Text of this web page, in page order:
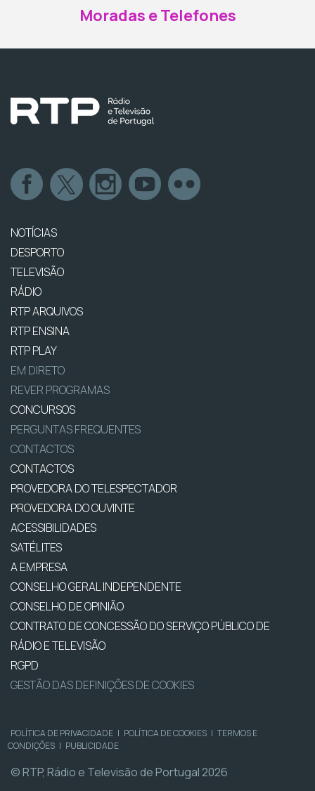
Moradas e Telefones
NOTÍCIAS
DESPORTO
TELEVISÃO
RÁDIO
RTP ARQUIVOS
RTP ENSINA
RTP PLAY
EM DIRETO
REVER PROGRAMAS
CONCURSOS
PERGUNTAS FREQUENTES
CONTACTOS
CONTACTOS
PROVEDORA DO TELESPECTADOR
PROVEDORA DO OUVINTE
ACESSIBILIDADES
SATÉLITES
A EMPRESA
CONSELHO GERAL INDEPENDENTE
CONSELHO DE OPINIÃO
CONTRATO DE CONCESSÃO DO SERVIÇO PÚBLICO DE
RÁDIO E TELEVISÃO
RGPD
GESTÃO DAS DEFINIÇÕES DE COOKIES
POLÍTICA DE PRIVACIDADE | POLÍTICA DE COOKIES | TERMOS E
CONDIÇÕES | PUBLICIDADE
© RTP, Rádio e Televisão de Portugal 2026